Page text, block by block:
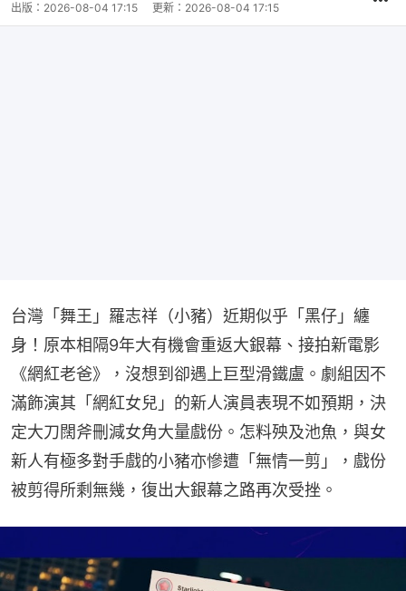
出版： 2026-08-04 17:15 更新： 2026-08-04 17:15
台灣「舞王」羅志祥（小豬）近期似乎「黑仔」纏
身！原本相隔9年大有機會重返大銀幕、接拍新電影
《網紅老爸》，沒想到卻遇上巨型滑鐵盧。劇組因不
滿飾演其「網紅女兒」的新人演員表現不如預期，決
定大刀闊斧刪減女角大量戲份。怎料殃及池魚，與女
新人有極多對手戲的小豬亦慘遭「無情一剪」，戲份
被剪得所剩無幾，復出大銀幕之路再次受挫。